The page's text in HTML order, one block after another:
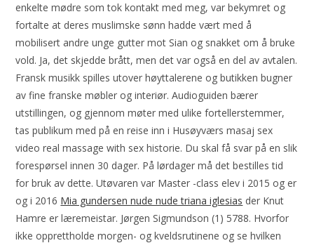
enkelte mødre som tok kontakt med meg, var bekymret og
fortalte at deres muslimske sønn hadde vært med å
mobilisert andre unge gutter mot Sian og snakket om å bruke
vold. Ja, det skjedde brått, men det var også en del av avtalen.
Fransk musikk spilles utover høyttalerene og butikken bugner
av fine franske møbler og interiør. Audioguiden bærer
utstillingen, og gjennom møter med ulike fortellerstemmer,
tas publikum med på en reise inn i Husøyværs masaj sex
video real massage with sex historie. Du skal få svar på en slik
forespørsel innen 30 dager. På lørdager må det bestilles tid
for bruk av dette. Utøvaren var Master -class elev i 2015 og er
og i 2016 Mia gundersen nude nude triana iglesias der Knut
Hamre er læremeistar. Jørgen Sigmundson (1) 5788. Hvorfor
ikke opprettholde morgen- og kveldsrutinene og se hvilken